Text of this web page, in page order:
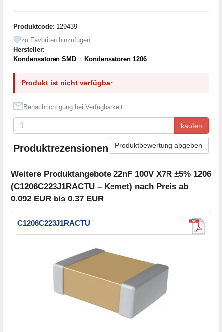
Produktcode: 129439
zu Favoriten hinzufügen
Hersteller:
Kondensatoren SMD > Kondensatoren 1206
Produkt ist nicht verfügbar
Benachrichtigung bei Verfügbarkeit
kaufen
Produktrezensionen Produktbewertung abgeben
Weitere Produktangebote 22nF 100V X7R ±5% 1206
(C1206C223J1RACTU – Kemet) nach Preis ab
0.092 EUR bis 0.37 EUR
C1206C223J1RACTU